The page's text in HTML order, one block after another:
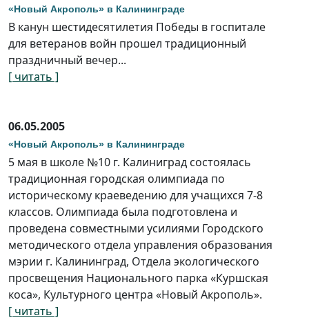
«Новый Акрополь» в Калининграде
В канун шестидесятилетия Победы в госпитале
для ветеранов войн прошел традиционный
праздничный вечер...
[ читать ]
06.05.2005
«Новый Акрополь» в Калининграде
5 мая в школе №10 г. Калиниград состоялась
традиционная городская олимпиада по
историческому краеведению для учащихся 7-8
классов. Олимпиада была подготовлена и
проведена совместными усилиями Городского
методического отдела управления образования
мэрии г. Калининград, Отдела экологического
просвещения Национального парка «Куршская
коса», Культурного центра «Новый Акрополь».
[ читать ]